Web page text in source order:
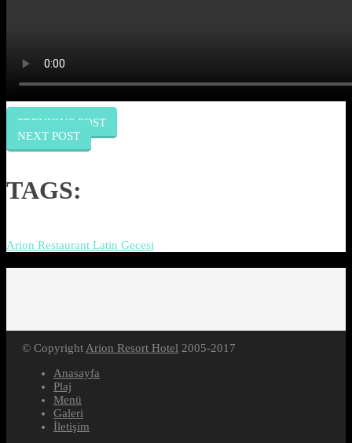
PREVIOUS POST
NEXT POST
TAGS:
Arion Restaurant Latin Gecesi
© Copyright Arion Resort Hotel 2005-2017
Anasayfa
Plaj
Menü
Galeri
İletişim